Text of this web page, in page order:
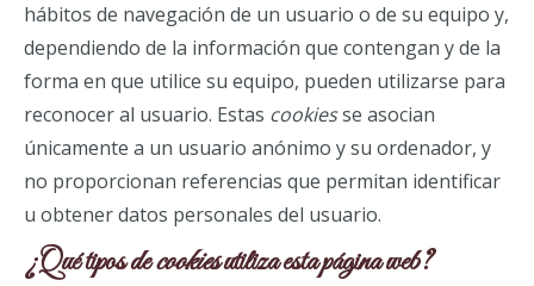
hábitos de navegación de un usuario o de su equipo y,
dependiendo de la información que contengan y de la
forma en que utilice su equipo, pueden utilizarse para
reconocer al usuario. Estas cookiesse asocian
únicamente a un usuario anónimo y su ordenador, y
no proporcionan referencias que permitan identificar
u obtener datos personales del usuario.
¿Qué tipos decookiesutiliza esta página web?